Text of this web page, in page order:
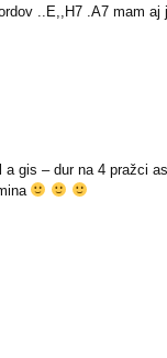
..E,,H7 .A7 mam
a gis – dur na 4 pražci